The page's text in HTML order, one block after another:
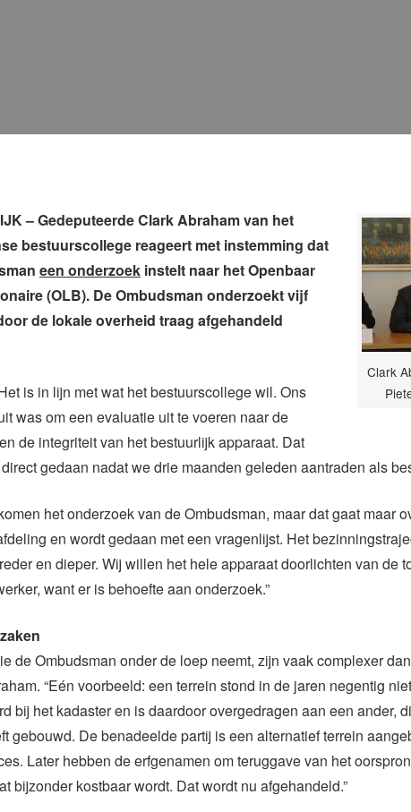
Clark
– Gedeputeerde Clark Abraham van het
bestuurscollege reageert met instemming dat
een onderzoek instelt naar het Openbaar
(OLB). De Ombudsman onderzoekt vijf
de lokale overheid traag afgehandeld
is in lijn met wat het bestuurscollege wil. Ons
was om een evaluatie uit te voeren naar de
de integriteit van het bestuurlijk apparaat. Dat
gedaan nadat we drie maanden geleden aantraden als
het onderzoek van de Ombudsman, maar dat gaat maar
en wordt gedaan met een vragenlijst. Het
en dieper. Wij willen het hele apparaat doorlichten van de
want er is behoefte aan onderzoek.”
de Ombudsman onder de loep neemt, zijn vaak complexer
“Eén voorbeeld: een terrein stond in de jaren negentig
bij het kadaster en is daardoor overgedragen aan een ander,
gebouwd. De benadeelde partij is een alternatief terrein
Later hebben de erfgenamen om teruggave van het
bijzonder kostbaar wordt. Dat wordt nu afgehandeld.”